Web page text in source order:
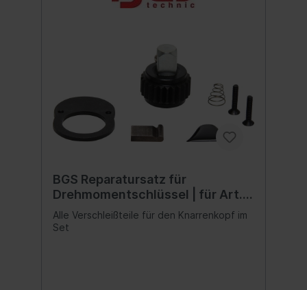
BGS Reparatursatz für
Drehmomentschlüssel | für Art.
2798
Alle Verschleißteile für den Knarrenkopf im
Set